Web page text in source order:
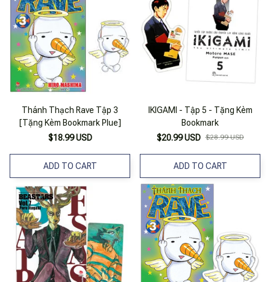
Thánh Thạch Rave Tập 3
[Tặng Kèm Bookmark Plue]
$18.99 USD
ADD TO CART
IKIGAMI - Tập 5 - Tặng Kèm
Bookmark
$20.99 USD $28.99 USD
ADD TO CART